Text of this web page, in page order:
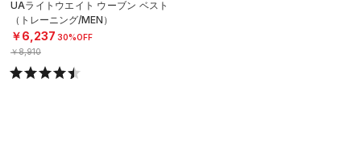
UAライトウエイト ウーブン ベスト
（トレーニング/MEN）
￥6,237 30%OFF
￥8,910